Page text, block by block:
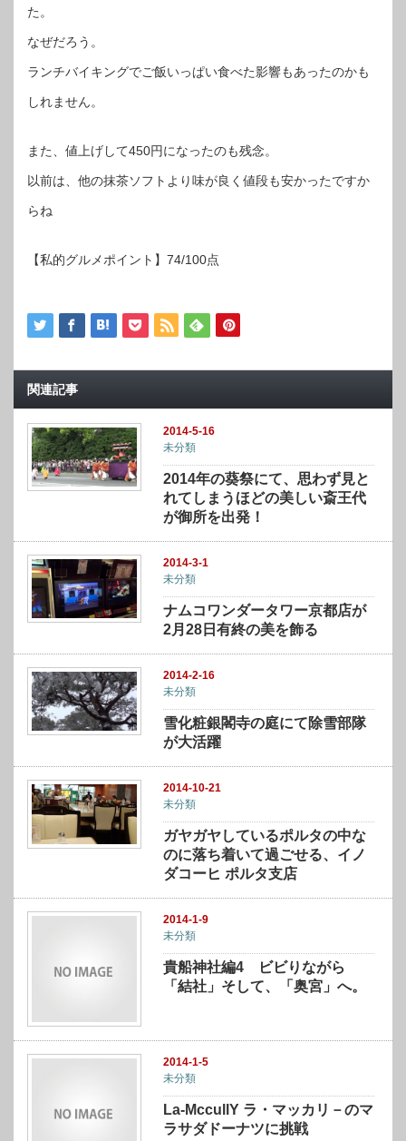
た。
なぜだろう。
ランチバイキングでご飯いっぱい食べた影響もあったのかも
しれません。
また、値上げして450円になったのも残念。
以前は、他の抹茶ソフトより味が良く値段も安かったですか
らね
【私的グルメポイント】74/100点
関連記事
2014-5-16
未分類
2014年の葵祭にて、思わず見と
れてしまうほどの美しい斎王代
が御所を出発！
2014-3-1
未分類
ナムコワンダータワー京都店が
2月28日有終の美を飾る
2014-2-16
未分類
雪化粧銀閣寺の庭にて除雪部隊
が大活躍
2014-10-21
未分類
ガヤガヤしているポルタの中な
のに落ち着いて過ごせる、イノ
ダコーヒ ポルタ支店
2014-1-9
未分類
貴船神社編4 ビビりながら
「結社」そして、「奥宮」へ。
2014-1-5
未分類
La-MccullY ラ・マッカリ－のマ
ラサダドーナツに挑戦